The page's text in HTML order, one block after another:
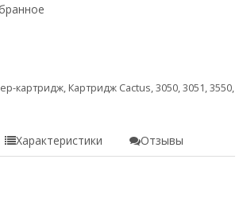
картридж, Картридж Cactus,3050,3051,3550,
Характеристики Отзывы